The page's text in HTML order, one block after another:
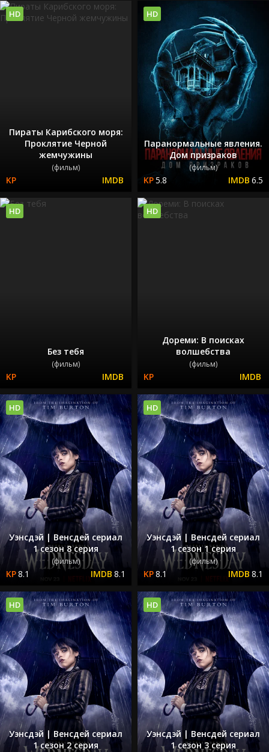
Пираты Карибского моря:
Проклятие Черной
жемчужины
(фильм)
HD
Паранормальные явления.
Дом призраков
(фильм)
5.8 6.5
HD
Без тебя
(фильм)
HD
Дореми: В поисках
волшебства
(фильм)
HD
Уэнсдэй | Венсдей сериал
1 сезон 8 серия
(фильм)
8.1 8.1
HD
Уэнсдэй | Венсдей сериал
1 сезон 1 серия
(фильм)
8.1 8.1
HD
Уэнсдэй | Венсдей сериал
1 сезон 2 серия
HD
Уэнсдэй | Венсдей сериал
1 сезон 3 серия
HD